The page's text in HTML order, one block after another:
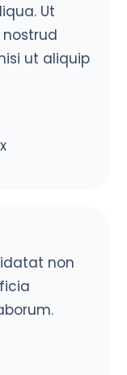
Ut
ut aliquip
non